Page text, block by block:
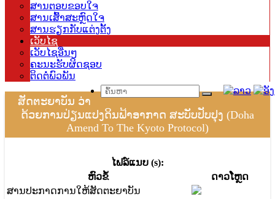
ສານຕອບຂອບໃຈ
ສານເສົ້າສະຫຼົດໃຈ
ສານຮຽກກັບແຕ່ງຕັ້ງ
ເວັບໄຊ
ເວັບໄຊອື່ນໆ
ຄະນະຮັບຜິດຊອບ
ຕິດຕໍ່ພົວພັນ
ສັດຕະຍາບັນ ວ່າ
ດ້ວຍການປ່ຽນແປງດິນຟ້າອາກາດ ສະບັບປັບປຸງ (Doha
Amend To The Kyoto Protocol)
ໄຟລ໌ແນບ (s):
​ຫົວ​ຂໍ້
ດາວ​ໂຫຼດ
ສານປະກາດການໃຫ້ສັດຕະຍາບັນ